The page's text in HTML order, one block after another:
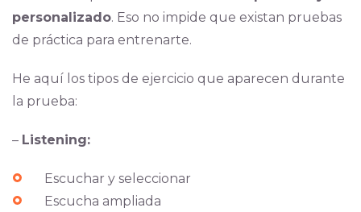
personalizado. Eso no impide que existan pruebas
de práctica para entrenarte.
He aquí los tipos de ejercicio que aparecen durante
la prueba:
– Listening:
Escuchar y seleccionar
Escucha ampliada